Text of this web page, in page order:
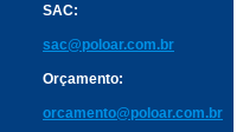
SAC:
sac@poloar.com.br
Orçamento:
orcamento@poloar.com.br